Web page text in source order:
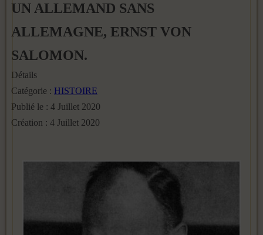
UN ALLEMAND SANS
ALLEMAGNE, ERNST VON
SALOMON.
Détails
Catégorie : HISTOIRE
Publié le : 4 Juillet 2020
Création : 4 Juillet 2020